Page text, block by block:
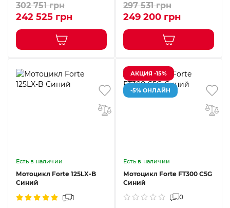
302 751 грн
242 525 грн
297 531 грн
249 200 грн
Есть в наличии
Мотоцикл Forte 125LX-B
Синий
1
АКЦИЯ -15%
-5% ОНЛАЙН
Есть в наличии
Мотоцикл Forte FT300 C5G
Синий
0